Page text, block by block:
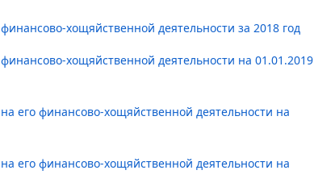
хощяйственной деятельности за 2018 год
хощяйственной деятельности на 01.01.2019
его финансово-хощяйственной деятельности на
его финансово-хощяйственной деятельности на